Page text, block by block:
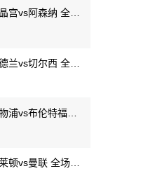
05月25日 英超第38轮 水晶宫vs阿森纳 全场录像回放
05月25日 英超第38轮 布莱顿vs曼联 全场录像回放